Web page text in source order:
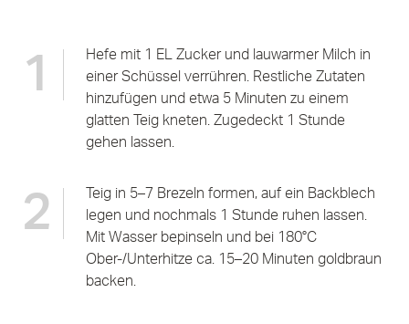
1
Hefe mit 1 EL Zucker und lauwarmer Milch in
einer Schüssel verrühren. Restliche Zutaten
hinzufügen und etwa 5 Minuten zu einem
glatten Teig kneten. Zugedeckt 1 Stunde
gehen lassen.
2
Teig in 5–7 Brezeln formen, auf ein Backblech
legen und nochmals 1 Stunde ruhen lassen.
Mit Wasser bepinseln und bei 180°C
Ober-/Unterhitze ca. 15–20 Minuten goldbraun
backen.